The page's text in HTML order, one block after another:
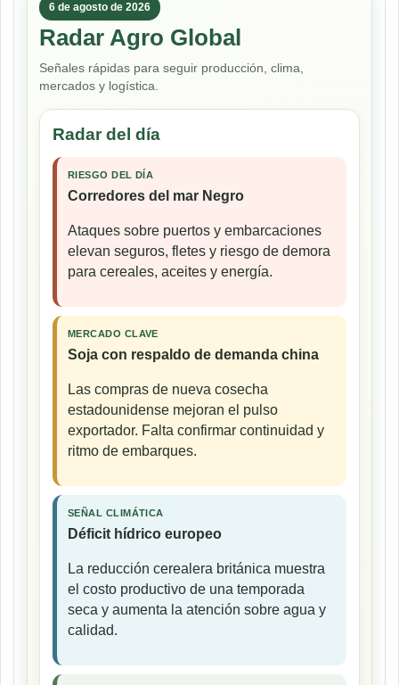
6 de agosto de 2026
Radar Agro Global
Señales rápidas para seguir producción, clima,
mercados y logística.
Radar del día
RIESGO DEL DÍA
Corredores del mar Negro
Ataques sobre puertos y embarcaciones
elevan seguros, fletes y riesgo de demora
para cereales, aceites y energía.
MERCADO CLAVE
Soja con respaldo de demanda china
Las compras de nueva cosecha
estadounidense mejoran el pulso
exportador. Falta confirmar continuidad y
ritmo de embarques.
SEÑAL CLIMÁTICA
Déficit hídrico europeo
La reducción cerealera británica muestra
el costo productivo de una temporada
seca y aumenta la atención sobre agua y
calidad.